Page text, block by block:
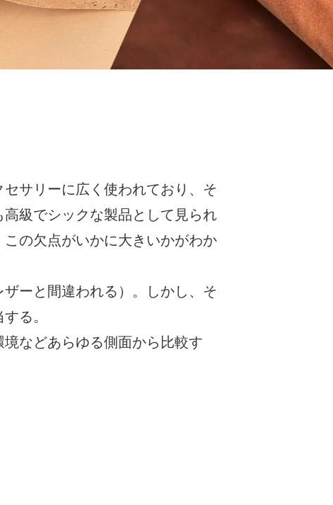
サリーに広く使われており、そ
級でシックな製品として見られ
の欠点がいかに大きいかがわか
ーと間違われる）。しかし、そ
る。
などあらゆる側面から比較す